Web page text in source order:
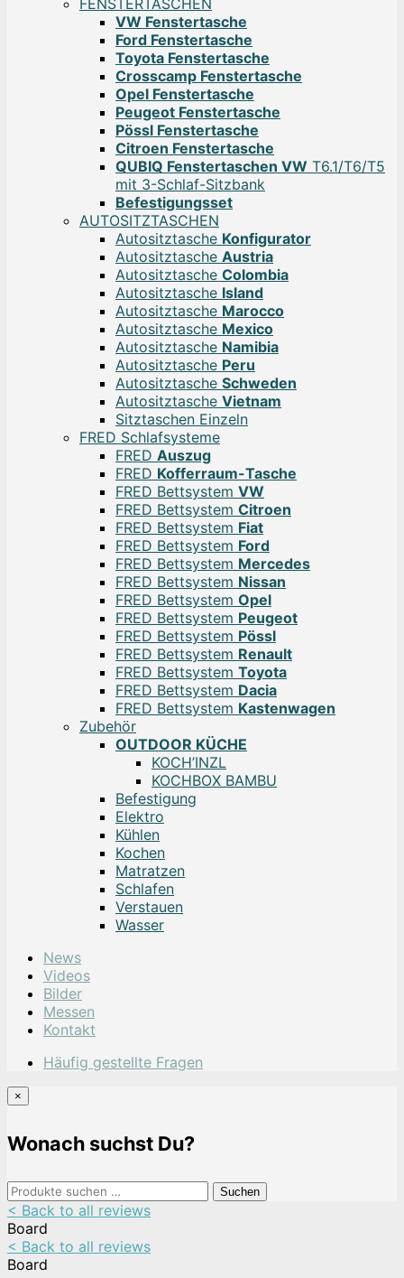
FENSTERTASCHEN
VW Fenstertasche
Ford Fenstertasche
Toyota Fenstertasche
Crosscamp Fenstertasche
Opel Fenstertasche
Peugeot Fenstertasche
Pössl Fenstertasche
Citroen Fenstertasche
QUBIQ Fenstertaschen VW T6.1/T6/T5
mit 3-Schlaf-Sitzbank
Befestigungsset
AUTOSITZTASCHEN
Autositztasche Konfigurator
Autositztasche Austria
Autositztasche Colombia
Autositztasche Island
Autositztasche Marocco
Autositztasche Mexico
Autositztasche Namibia
Autositztasche Peru
Autositztasche Schweden
Autositztasche Vietnam
Sitztaschen Einzeln
FRED Schlafsysteme
FRED Auszug
FRED Kofferraum-Tasche
FRED Bettsystem VW
FRED Bettsystem Citroen
FRED Bettsystem Fiat
FRED Bettsystem Ford
FRED Bettsystem Mercedes
FRED Bettsystem Nissan
FRED Bettsystem Opel
FRED Bettsystem Peugeot
FRED Bettsystem Pössl
FRED Bettsystem Renault
FRED Bettsystem Toyota
FRED Bettsystem Dacia
FRED Bettsystem Kastenwagen
Zubehör
OUTDOOR KÜCHE
KOCH’INZL
KOCHBOX BAMBU
Befestigung
Elektro
Kühlen
Kochen
Matratzen
Schlafen
Verstauen
Wasser
News
Videos
Bilder
Messen
Kontakt
Häufig gestellte Fragen
×
Wonach suchst Du?
Suchen
nach:
Suchen
< Back to all reviews
Board
< Back to all reviews
Board